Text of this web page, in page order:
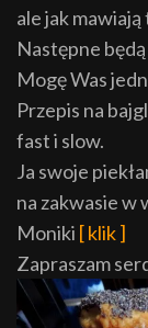
ale jak
Następne
Mogę Was
Przepis na
fast i slow.
Ja swoje
na zakwasie w
Moniki [ klik ]
Zapraszam